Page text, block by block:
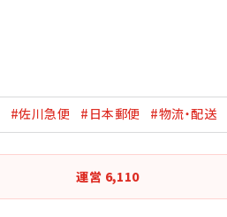
#佐川急便 #日本郵便 #物流・配送
運営 6,110